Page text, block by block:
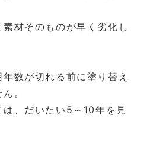
材そのものが早く劣化し
数が切れる前に塗り替え
。
、だいたい5～10年を見